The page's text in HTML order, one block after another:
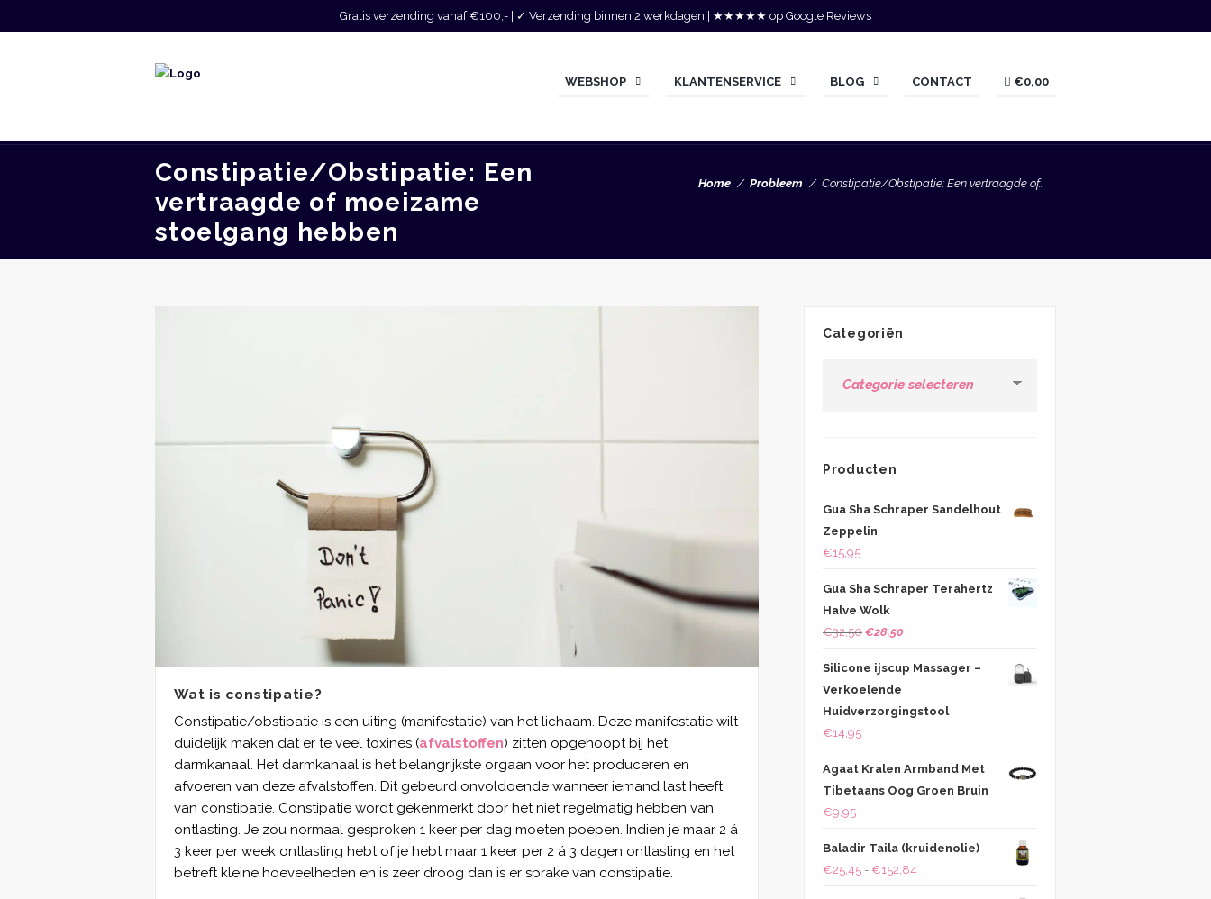
Gratis verzending vanaf €100,- | ✓ Verzending binnen 2 werkdagen | ★★★★★ op Google Reviews
WEBSHOP KLANTENSERVICE BLOG CONTACT €0,00
Constipatie/Obstipatie: Een
vertraagde of moeizame
stoelgang hebben
Home Probleem Constipatie/Obstipatie: Een vertraagde of...
Wat is constipatie?
Constipatie/obstipatie is een uiting (manifestatie) van het lichaam. Deze manifestatie wilt
duidelijk maken dat er te veel toxines (afvalstoffen) zitten opgehoopt bij het
darmkanaal. Het darmkanaal is het belangrijkste orgaan voor het produceren en
afvoeren van deze afvalstoffen. Dit gebeurd onvoldoende wanneer iemand last heeft
van constipatie. Constipatie wordt gekenmerkt door het niet regelmatig hebben van
ontlasting. Je zou normaal gesproken 1 keer per dag moeten poepen. Indien je maar 2 á
3 keer per week ontlasting hebt of je hebt maar 1 keer per 2 á 3 dagen ontlasting en het
betreft kleine hoeveelheden en is zeer droog dan is er sprake van constipatie.
Categoriën
Producten
Gua Sha Schraper Sandelhout
Zeppelin
€15,95
Gua Sha Schraper Terahertz
Halve Wolk
€32,50 Oorspronkelijke
was:
€32,50.
€28,50
is:
Silicone ijscup Massager –
Verkoelende
Huidverzorgingstool
€14,95
Agaat Kralen Armband Met
Tibetaans Oog Groen Bruin
€9,95
Baladir Taila (kruidenolie)
€25,45 - €152,84